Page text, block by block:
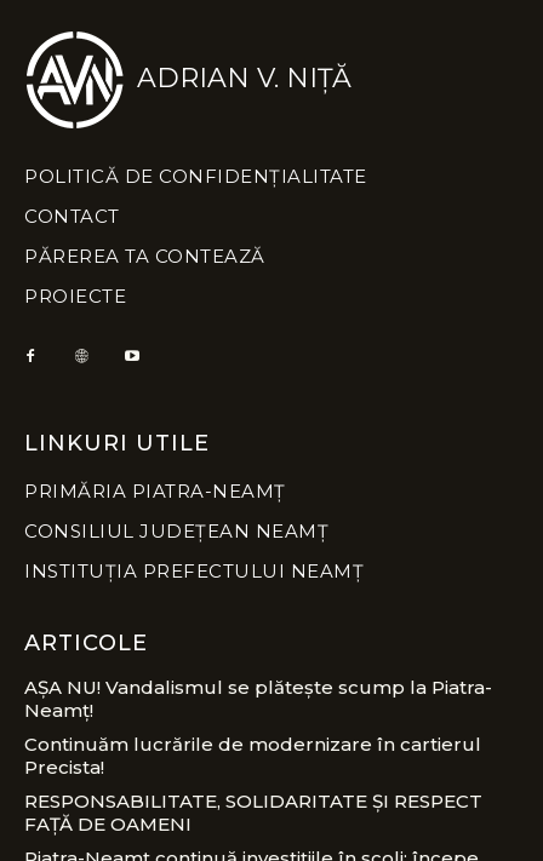
ADRIAN V. NIȚĂ
POLITICĂ DE CONFIDENȚIALITATE
CONTACT
PĂREREA TA CONTEAZĂ
PROIECTE
LINKURI UTILE
PRIMĂRIA PIATRA-NEAMȚ
CONSILIUL JUDEȚEAN NEAMȚ
INSTITUȚIA PREFECTULUI NEAMȚ
ARTICOLE
AȘA NU! Vandalismul se plătește scump la Piatra-
Neamț!
Continuăm lucrările de modernizare în cartierul
Precista!
RESPONSABILITATE, SOLIDARITATE ȘI RESPECT
FAȚĂ DE OAMENI